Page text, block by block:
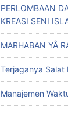
PERLOMBAAN
KREASI SENI
MARHABAN YÂ
Terjaganya Salat
Manajemen